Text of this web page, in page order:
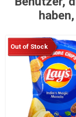
Out of Stock